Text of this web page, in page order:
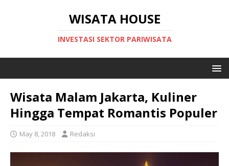
WISATA HOUSE
INVESTASI SEKTOR PARIWISATA
Wisata Malam Jakarta, Kuliner
Hingga Tempat Romantis Populer
May 8, 2018 Redaksi